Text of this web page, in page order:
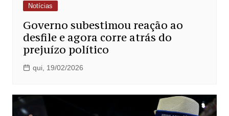
Notícias
Governo subestimou reação ao
desfile e agora corre atrás do
prejuízo político
qui, 19/02/2026